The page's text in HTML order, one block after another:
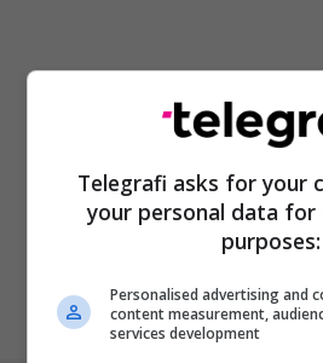
Telegrafi asks for your
your personal data
purposes:
Personalised advertising and
content measurement,
services development